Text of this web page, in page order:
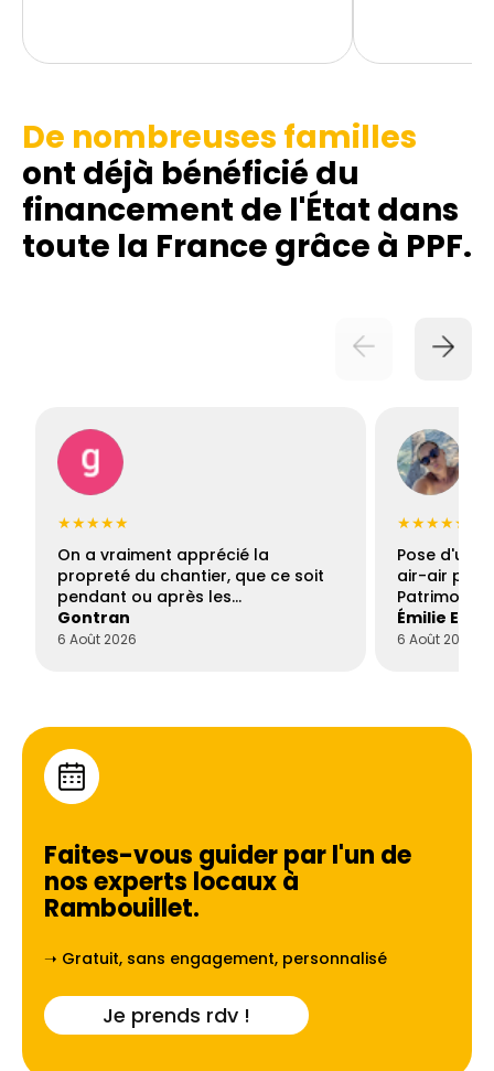
De nombreuses familles
ont déjà bénéficié du
financement de l'État dans
toute la France grâce à PPF.
★★★★★
On a vraiment apprécié la
propreté du chantier, que ce soit
pendant ou après les…
Gontran
6 Août 2026
★★★★★
Pose d'une
air-air par
Patrimoine
Émilie
6 Août 2026
Faites-vous guider par l'un de
nos experts locaux à
Rambouillet.
➝ Gratuit, sans engagement, personnalisé
Je prends rdv !